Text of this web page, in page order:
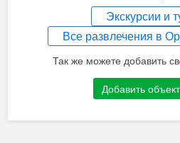
Экскурсии и
Все развлечения в
Так же можете добавить
Добавить